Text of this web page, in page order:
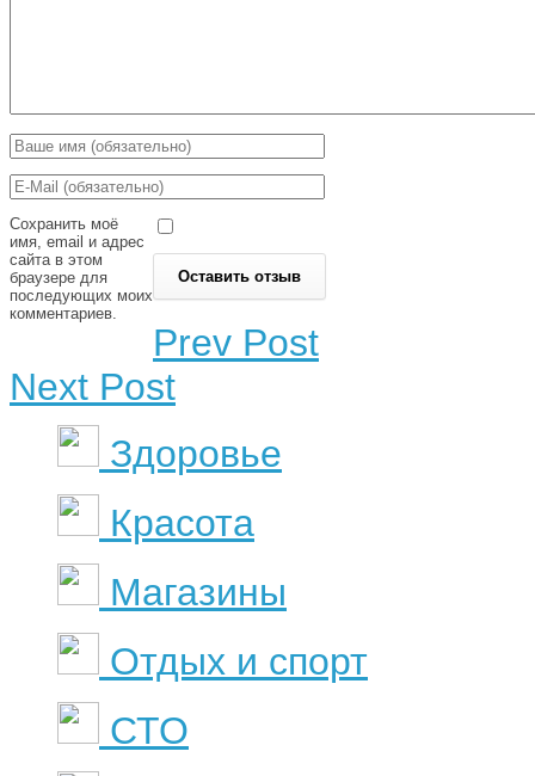
Сохранить моё
имя, email и адрес
сайта в этом
браузере для
последующих моих
комментариев.
Prev Post
Next Post
Здоровье
Красота
Магазины
Отдых и спорт
СТО